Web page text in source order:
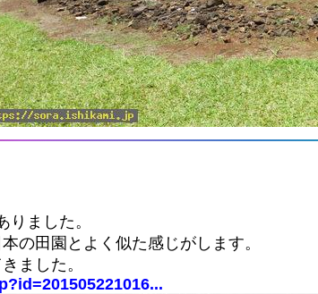
ました。
の田園とよく似た感じがします。
ました。